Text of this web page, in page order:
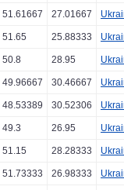
51.61667 27.01667
51.65 25.88333
50.8 28.95
49.96667 30.46667
48.53389 30.52306
49.3 26.95
51.15 28.28333
51.73333 26.98333